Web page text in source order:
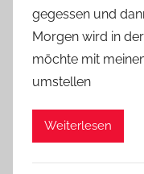
gegessen und
Morgen wird in
möchte mit
umstellen
Weiterlesen